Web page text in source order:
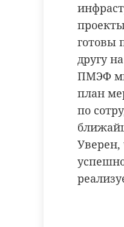
готовы
другу
ПМЭФ
план
по
Фото:
Ленинградской
После
собравшиеся
воинов